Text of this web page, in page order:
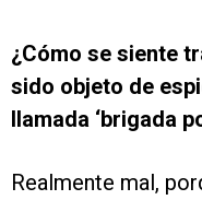
¿Cómo se siente
sido objeto de
llamada ‘brigada
Realmente mal,